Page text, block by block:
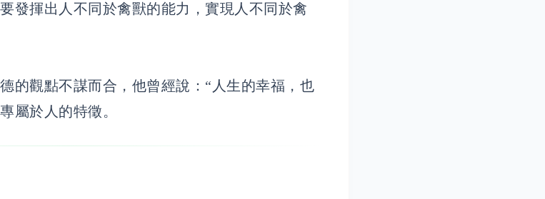
發揮出人不同於禽獸的能力，實現人不同於禽
的觀點不謀而合，他曾經說：“人生的幸福，也
屬於人的特徵。